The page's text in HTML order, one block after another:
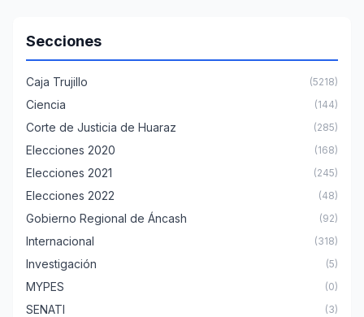
Secciones
Caja Trujillo (5218)
Ciencia (144)
Corte de Justicia de Huaraz (285)
Elecciones 2020 (168)
Elecciones 2021 (245)
Elecciones 2022 (48)
Gobierno Regional de Áncash (92)
Internacional (318)
Investigación (5)
MYPES (0)
SENATI (3)